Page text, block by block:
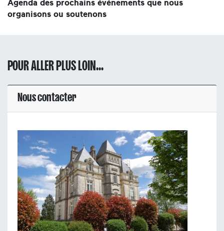
Agenda des prochains événements que nous
organisons ou soutenons
POUR ALLER PLUS LOIN...
Nous contacter